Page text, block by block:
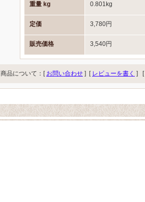
重量 kg 0.801kg
定価 3,780円
販売価格 3,540円
商品について：[ お問い合わせ ] [ レビューを書く ] [